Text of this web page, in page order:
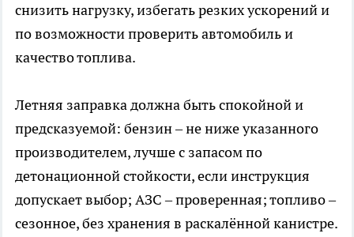
снизить нагрузку, избегать резких ускорений и
по возможности проверить автомобиль и
качество топлива.
Летняя заправка должна быть спокойной и
предсказуемой: бензин – не ниже указанного
производителем, лучше с запасом по
детонационной стойкости, если инструкция
допускает выбор; АЗС – проверенная; топливо –
сезонное, без хранения в раскалённой канистре.